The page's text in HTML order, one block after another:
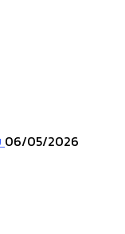
06/05/2026